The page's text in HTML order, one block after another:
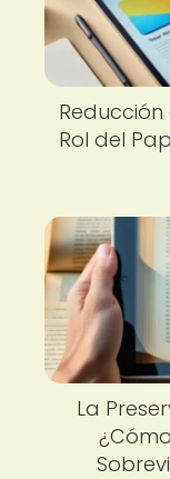
Rol del
La